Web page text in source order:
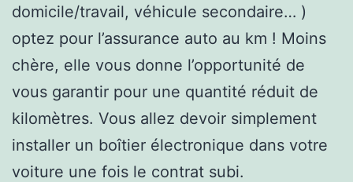
domicile/travail, véhicule secondaire… )
optez pour l’assurance auto au km ! Moins
chère, elle vous donne l’opportunité de
vous garantir pour une quantité réduit de
kilomètres. Vous allez devoir simplement
installer un boîtier électronique dans votre
voiture une fois le contrat subi.